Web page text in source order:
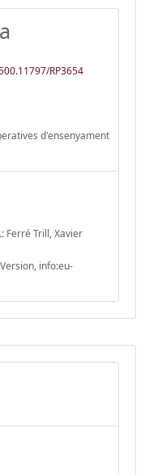
RP3654
d'ensenyament
Ferré Trill, Xavier
info:eu-